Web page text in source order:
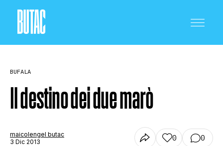
BUFALA
Il destino dei due marò
maicolengel butac
3 Dic 2013
0 0